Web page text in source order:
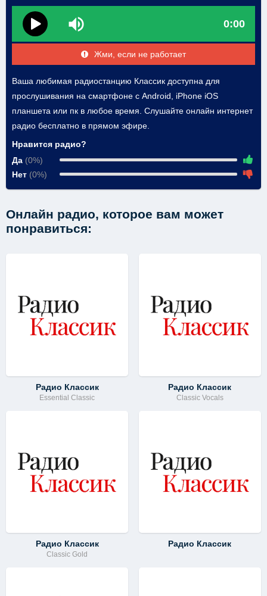
0:00
Жми, если не работает
Ваша любимая радиостанцию Классик доступна для
прослушивания на смартфоне с Android, iPhone iOS
планшета или пк в любое время. Слушайте онлайн интернет
радио бесплатно в прямом эфире.
Нравится радио?
Да (0%)
Нет (0%)
Онлайн радио, которое вам может
понравиться:
Радио Классик
Essential Classic
Радио Классик
Classic Vocals
Радио Классик
Classic Gold
Радио Классик